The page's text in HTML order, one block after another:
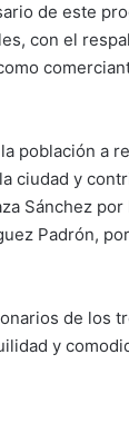
de este
con el
población a
ciudad y
Sánchez
Padrón,
de los
y